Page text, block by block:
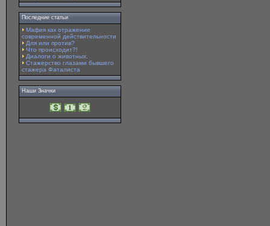
Последние статьи
Мафия как отражение
современной действительности
Для или против?
Что происходит?!
Диалоги о животных.
Стажерство глазами бывшего
стажера Фаталиста
Наши Значки